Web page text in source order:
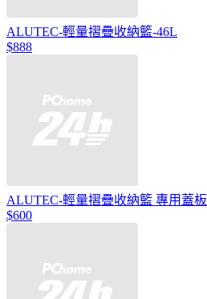
ALUTEC-輕量摺疊收納籃-46L
$888
ALUTEC-輕量摺疊收納籃 專用蓋板
$600